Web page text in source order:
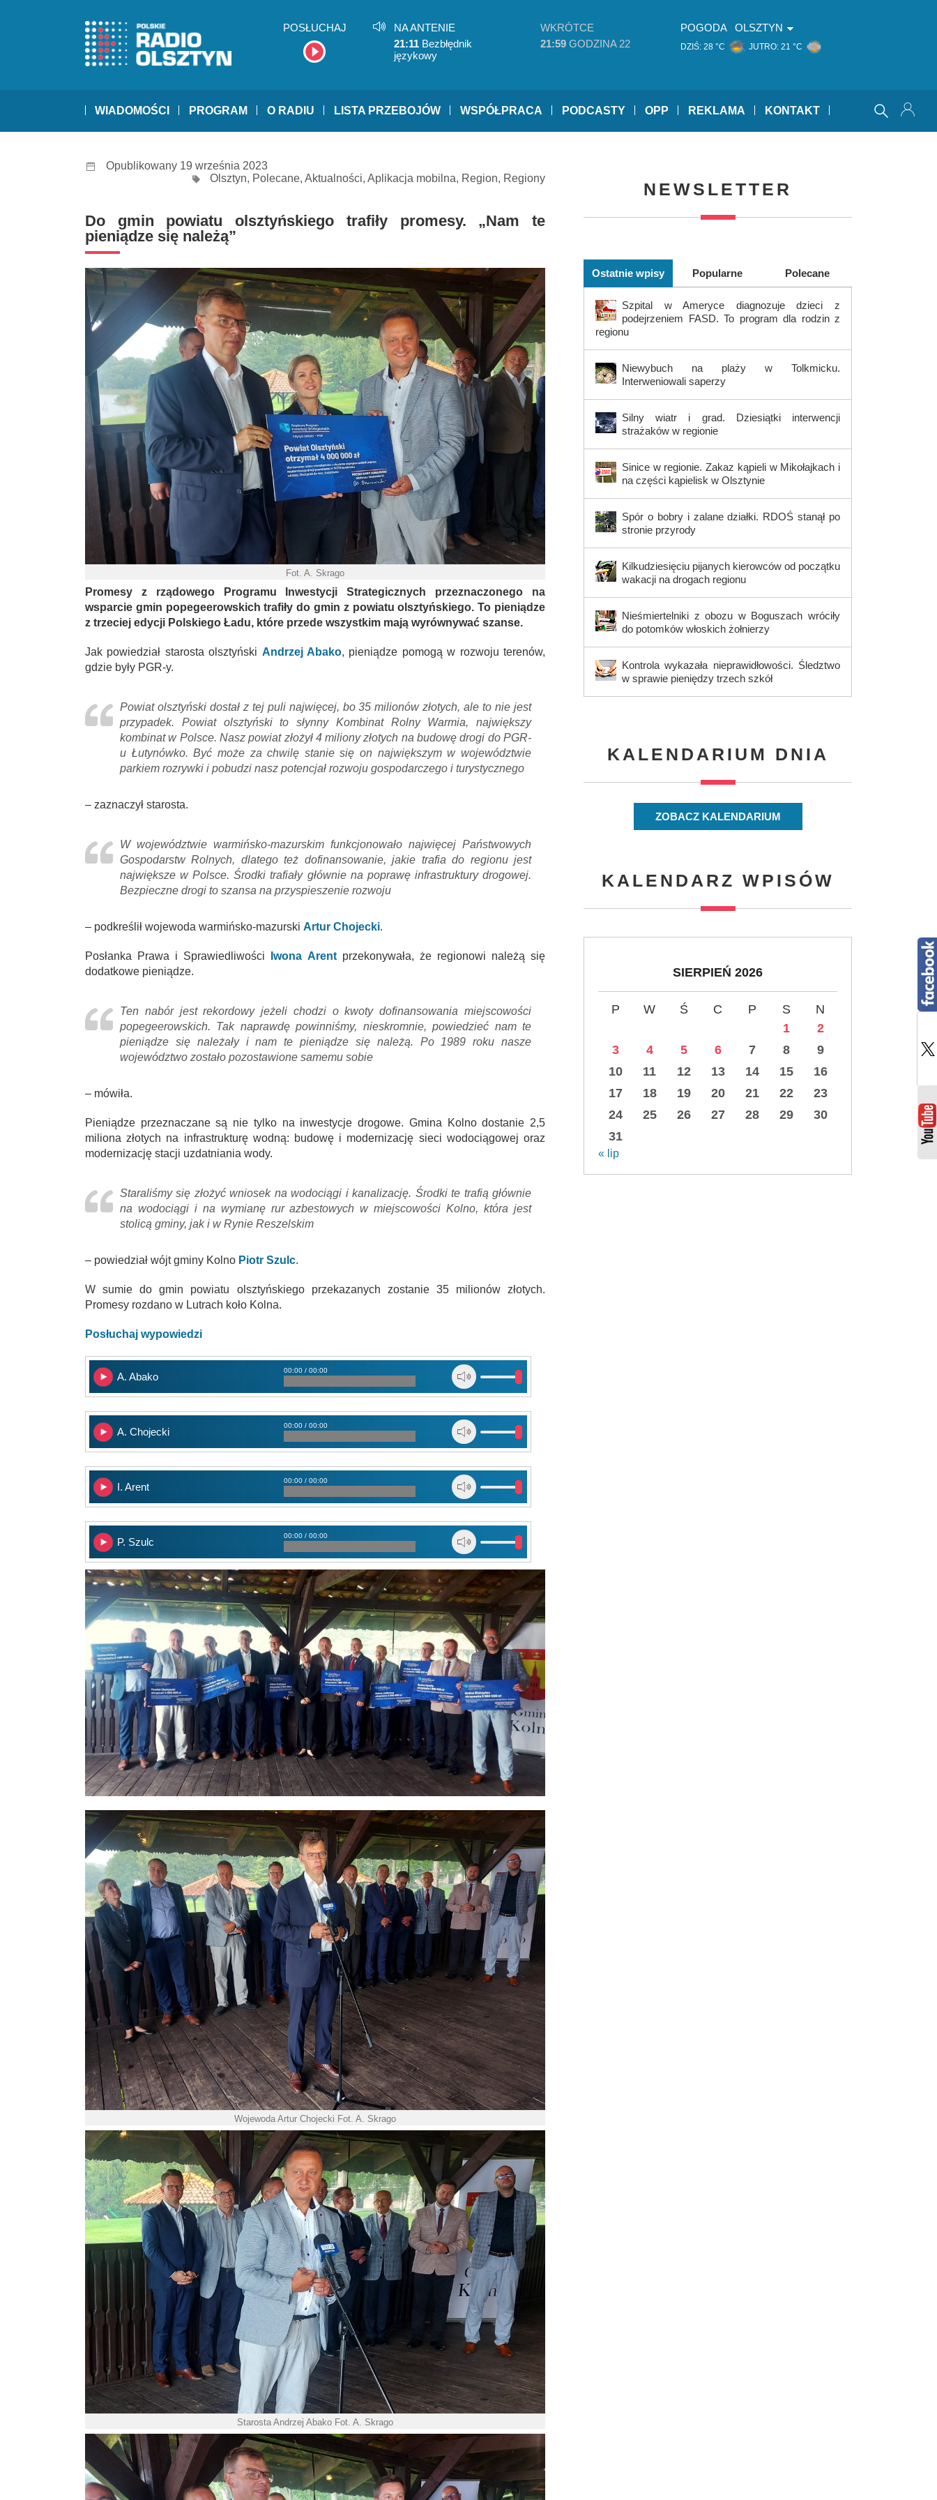
POSŁUCHAJ
NA ANTENIE
21:11 Bezbłędnik
językowy
WKRÓTCE
21:59 GODZINA 22
POGODA OLSZTYN
DZIŚ: 28 °C JUTRO: 21 °C
WIADOMOŚCI PROGRAM O RADIU LISTA PRZEBOJÓW WSPÓŁPRACA PODCASTY OPP REKLAMA KONTAKT
Opublikowany 19 września 2023
Olsztyn, Polecane, Aktualności, Aplikacja mobilna, Region, Regiony
Do gmin powiatu olsztyńskiego trafiły promesy. „Nam te
pieniądze się należą”
Fot. A. Skrago
Promesy z rządowego Programu Inwestycji Strategicznych przeznaczonego na
wsparcie gmin popegeerowskich trafiły do gmin z powiatu olsztyńskiego. To pieniądze
z trzeciej edycji Polskiego Ładu, które przede wszystkim mają wyrównywać szanse.
Jak powiedział starosta olsztyński Andrzej Abako, pieniądze pomogą w rozwoju terenów,
gdzie były PGR-y.
Powiat olsztyński dostał z tej puli najwięcej, bo 35 milionów złotych, ale to nie jest
przypadek. Powiat olsztyński to słynny Kombinat Rolny Warmia, największy
kombinat w Polsce. Nasz powiat złożył 4 miliony złotych na budowę drogi do PGR-
u Łutynówko. Być może za chwilę stanie się on największym w województwie
parkiem rozrywki i pobudzi nasz potencjał rozwoju gospodarczego i turystycznego
– zaznaczył starosta.
W województwie warmińsko-mazurskim funkcjonowało najwięcej Państwowych
Gospodarstw Rolnych, dlatego też dofinansowanie, jakie trafia do regionu jest
największe w Polsce. Środki trafiały głównie na poprawę infrastruktury drogowej.
Bezpieczne drogi to szansa na przyspieszenie rozwoju
– podkreślił wojewoda warmińsko-mazurski Artur Chojecki.
Posłanka Prawa i Sprawiedliwości Iwona Arentprzekonywała, że regionowi należą się
dodatkowe pieniądze.
Ten nabór jest rekordowy jeżeli chodzi o kwoty dofinansowania miejscowości
popegeerowskich. Tak naprawdę powinniśmy, nieskromnie, powiedzieć nam te
pieniądze się należały i nam te pieniądze się należą. Po 1989 roku nasze
województwo zostało pozostawione samemu sobie
– mówiła.
Pieniądze przeznaczane są nie tylko na inwestycje drogowe. Gmina Kolno dostanie 2,5
miliona złotych na infrastrukturę wodną: budowę i modernizację sieci wodociągowej oraz
modernizację stacji uzdatniania wody.
Staraliśmy się złożyć wniosek na wodociągi i kanalizację. Środki te trafią głównie
na wodociągi i na wymianę rur azbestowych w miejscowości Kolno, która jest
stolicą gminy, jak i w Rynie Reszelskim
– powiedział wójt gminy Kolno Piotr Szulc.
W sumie do gmin powiatu olsztyńskiego przekazanych zostanie 35 milionów złotych.
Promesy rozdano w Lutrach koło Kolna.
Posłuchaj wypowiedzi
A. Abako
00:00 / 00:00
A. Chojecki
00:00 / 00:00
I. Arent
00:00 / 00:00
P. Szulc
00:00 / 00:00
Wojewoda Artur Chojecki Fot. A. Skrago
Starosta Andrzej Abako Fot. A. Skrago
NEWSLETTER
Ostatnie wpisy Popularne Polecane
Szpital w Ameryce diagnozuje dzieci z
podejrzeniem FASD. To program dla rodzin z
regionu
Niewybuch na plaży w Tolkmicku.
Interweniowali saperzy
Silny wiatr i grad. Dziesiątki interwencji
strażaków w regionie
Sinice w regionie. Zakaz kąpieli w Mikołajkach i
na części kąpielisk w Olsztynie
Spór o bobry i zalane działki. RDOŚ stanął po
stronie przyrody
Kilkudziesięciu pijanych kierowców od początku
wakacji na drogach regionu
Nieśmiertelniki z obozu w Boguszach wróciły
do potomków włoskich żołnierzy
Kontrola wykazała nieprawidłowości. Śledztwo
w sprawie pieniędzy trzech szkół
KALENDARIUM DNIA
ZOBACZ KALENDARIUM
KALENDARZ WPISÓW
SIERPIEŃ 2026
P W Ś C P S
N
1
2
3
4 5 6 7 8
9
10
11 12 13 14 15
16
17
18 19 20 21 22
23
24
25 26 27 28 29
30
31
« lip